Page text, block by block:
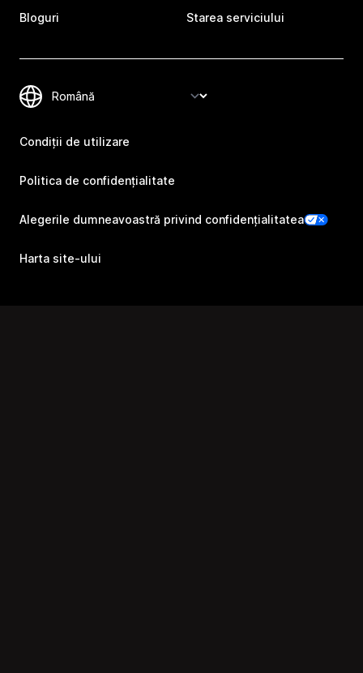
Bloguri Starea serviciului
Condiții de utilizare
Politica de confidențialitate
Alegerile dumneavoastră privind confidențialitatea
Harta site-ului